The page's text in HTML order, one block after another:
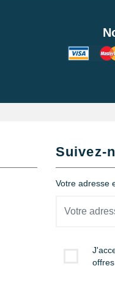
Suivez-
Votre adresse
offres